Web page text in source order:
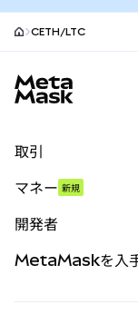
CETH/LTC
取引
パーペチュアル
RWA
マネー 新規
開発者
MetaMaskを入